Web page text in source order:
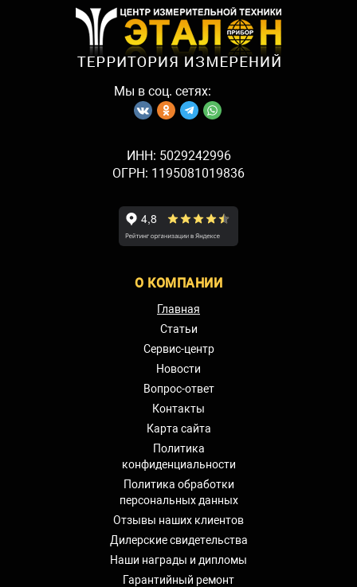
Мы в соц. сетях:
ИНН: 5029242996
ОГРН: 1195081019836
О КОМПАНИИ
Главная
Статьи
Сервис-центр
Новости
Вопрос-ответ
Контакты
Карта сайта
Политика
конфиденциальности
Политика обработки
персональных данных
Отзывы наших клиентов
Дилерские свидетельства
Наши награды и дипломы
Гарантийный ремонт